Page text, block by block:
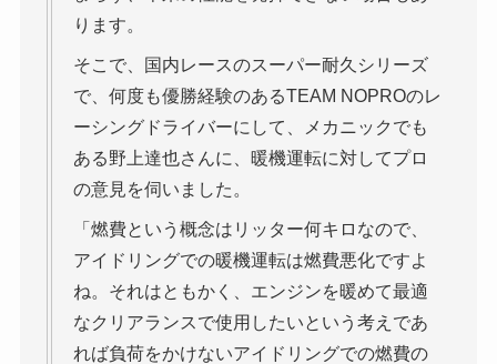
ります。
そこで、国内レースのスーパー耐久シリーズ
で、何度も優勝経験のあるTEAM NOPROのレ
ーシングドライバーにして、メカニックでも
ある野上達也さんに、暖機運転に対してプロ
の意見を伺いました。
「燃費という概念はリッター何キロなので、
アイドリングでの暖機運転は燃費悪化ですよ
ね。それはともかく、エンジンを暖めて最適
なクリアランスで使用したいという考えであ
れば負荷をかけないアイドリングでの燃費の